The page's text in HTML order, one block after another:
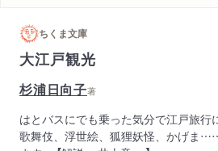
ちくま文庫
大江戸観光
杉浦日向子著
はとバスにでも乗った気分で江戸旅行
歌舞伎、浮世絵、狐狸妖怪、かげま